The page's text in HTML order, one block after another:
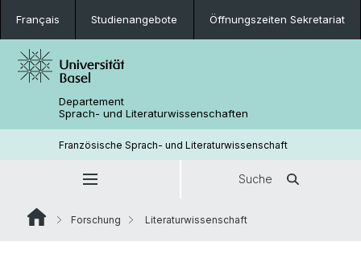
Français Studienangebote Öffnungszeiten Sekretariat
Departement
Sprach- und Literaturwissenschaften
Französische Sprach- und Literaturwissenschaft
Suche
Forschung Literaturwissenschaft